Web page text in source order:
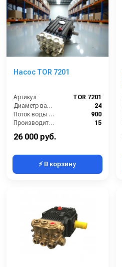
Насос TOR 7201
Артикул:
TOR 7201
Диаметр вала (мм):
24
Поток воды (л/час):
900
Производительность (л/мин):
15
Давление (бар):
26 000 руб.
⚡ В корзину